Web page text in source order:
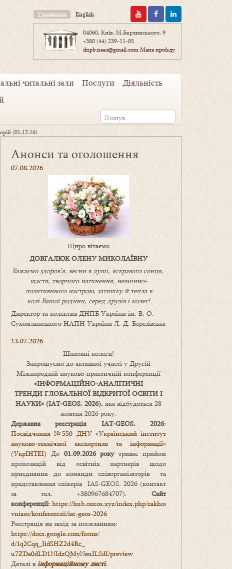
Українська English
04060, Київ, М.Берлинського, 9
+380 (44) 239-11-05
dnpb.naes@gmail.comМапа проїзду
читальні зали Послуги
Діяльність
(01.12.16)
Анонси та оголошення
07.08.2026
Щиро вітаємо
ДОВГАЛЮК ОЛЕНУ МИКОЛАЇВНУ
Бажаємо здоров’я, весни в душі, яскравого сонця,
щастя, творчого натхнення, незмінно-
позитивнвого настрою, затишкуйтепла в
коліВашоїродини, серед друзів і колег!
Директор та колектив ДНПБ України ім. В. О.
Сухомлинського НАПН України Л. Д. Березівська
13.07.2026
Шановні колеги!
Запрошуємо до активної участі у Другій
Міжнародній науково-практичній конференції
«ІНФОРМАЦІЙНО-АНАЛІТИЧНІ
ТРЕНДИ ГЛОБАЛЬНОЇ ВІДКРИТОЇ ОСВІТИ І
НАУКИ» (IAT-GEOS, 2026), яка відбудеться 28
жовтня 2026 року.
Державна реєстрація IAT-GEOS, 2026:
Посвідчення №550 ДНУ «Український інститут
науково-технічної експертизи та інформації»
(УкрІНТЕІ) До 01.09.2026 рокутриває прийом
пропозицій від освітніх партнерів щодо
приєднання до команди співорганізаторів та
представлення спікерів IAS-GEOS, 2026 (контакт
за тел. +380967684707). Сайт
конференції: https://hub.ontos.xyz/index.php/zakhody-
vniaso/konferentsii/iat-geos-2026
Реєстрація на захід за посиланням:
https://docs.google.com/forms/
d/1q2Cqq_IidSHZ2d4Rc_
u7ZDa0dLD1NIdzQMyNeuILSdI/preview
Деталі в інформаційному листі.